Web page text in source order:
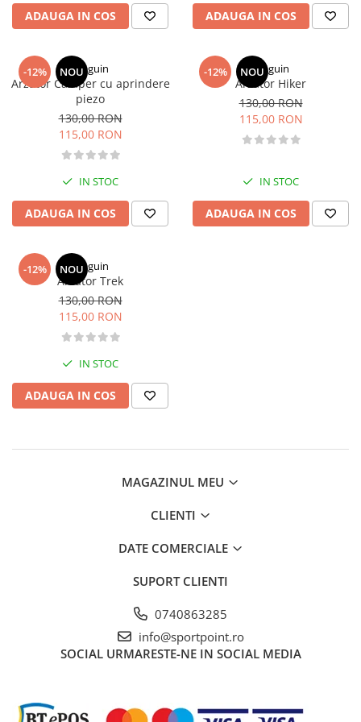
Slackline
Copii
Espadrile
Lopeti de zapada / avalansa
Caciuli
Sosete
Bandane
Imbracaminte de corp
Jachete copii
Pantaloni copii
Sosete
Imbracaminte de corp
ADAUGA IN COS ADAUGA IN COS
-12% NOUPinguin
Arzator Camper cu aprindere
piezo
130,00 RON
115,00 RON
IN STOC
ADAUGA IN COS
-12% NOUPinguin
Arzator Hiker
130,00 RON
115,00 RON
IN STOC
ADAUGA IN COS
-12% NOUPinguin
Arzator Trek
130,00 RON
115,00 RON
IN STOC
ADAUGA IN COS
MAGAZINUL MEU
CLIENTI
DATE COMERCIALE
SUPORT CLIENTI
0740863285
info@sportpoint.ro
SOCIAL URMARESTE-NE IN SOCIAL MEDIA